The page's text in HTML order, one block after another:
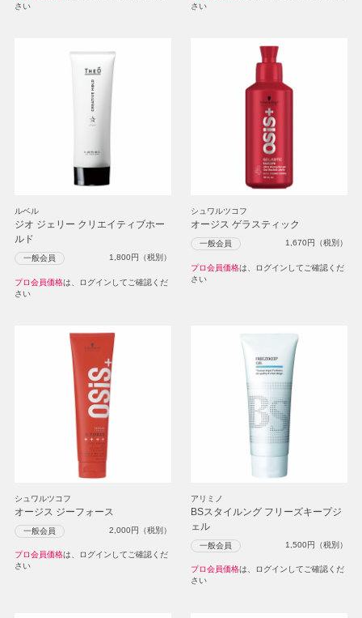
さい
さい
ルベル
ジオ ジェリー クリエイティブホー
ルド
一般会員 1,800円（税別）
プロ会員価格は、ログインしてご確認くだ
さい
シュワルツコフ
オージス ゲラスティック
一般会員 1,670円（税別）
プロ会員価格は、ログインしてご確認くだ
さい
シュワルツコフ
オージス ジーフォース
一般会員 2,000円（税別）
プロ会員価格は、ログインしてご確認くだ
さい
アリミノ
BSスタイルング フリーズキープジ
ェル
一般会員 1,500円（税別）
プロ会員価格は、ログインしてご確認くだ
さい